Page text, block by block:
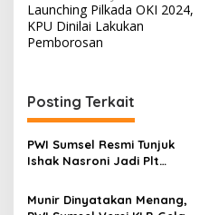
a
v
g
a
s
i
p
Launching Pilkada OKI 2024,
KPU Dinilai Lakukan
Pemborosan
Posting Terkait
PWI Sumsel Resmi Tunjuk
Ishak Nasroni Jadi Plt
Munir Dinyatakan Menang,